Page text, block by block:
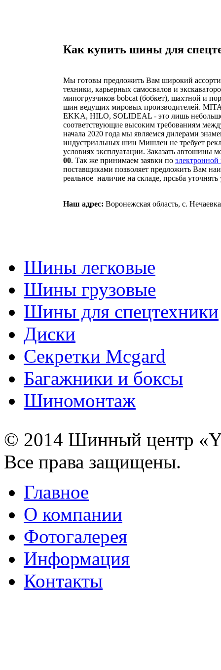
Как купить шины для
Мы готовы предложить Вам широкий
техники, карьерных самосвалов и
мипогрузчиков bobcat (бобкет), шахтной и
шин ведущих мировых производителей.
EKKA, HILO, SOLIDEAL - это лишь
соответствующие высоким требованиям
начала 2020 года мы являемся дилерами
индустриальных шин Мишлен не требует
условиях эксплуатации. Заказать автошины
00. Так же принимаем заявки по электронной
поставщиками позволяет предложить Вам
реальное наличие на
Наш адрес: Воронежская область, с.
Шины легковые
Шины грузовые
Шины для спецтехники
Диски
Секретки Mcgard
Багажники и боксы
Шиномонтаж
© 2014 Шинный центр
Все права защищены.
Главное
О компании
Фотогалерея
Информация
Контакты